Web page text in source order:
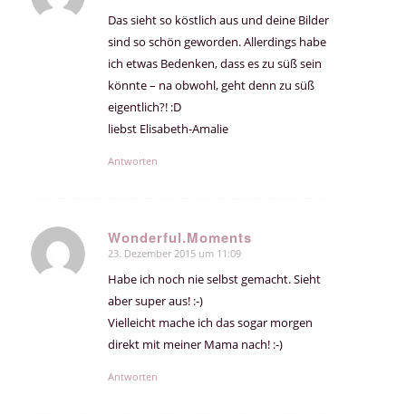
Das sieht so köstlich aus und deine Bilder
sind so schön geworden. Allerdings habe
ich etwas Bedenken, dass es zu süß sein
könnte – na obwohl, geht denn zu süß
eigentlich?! :D
liebst Elisabeth-Amalie
Antworten
Wonderful.Moments
sagte:
23. Dezember 2015 um 11:09
Habe ich noch nie selbst gemacht. Sieht
aber super aus! :-)
Vielleicht mache ich das sogar morgen
direkt mit meiner Mama nach! :-)
Antworten